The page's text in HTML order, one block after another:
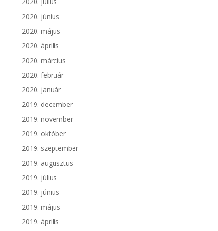
2020. június
2020. május
2020. április
2020. március
2020. február
2020. január
2019. december
2019. november
2019. október
2019. szeptember
2019. augusztus
2019. július
2019. június
2019. május
2019. április